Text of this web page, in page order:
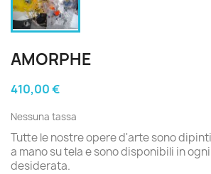
AMORPHE
410,00 €
Nessuna tassa
Tutte le nostre opere d'arte sono
a mano su tela e sono disponibili in
desiderata.